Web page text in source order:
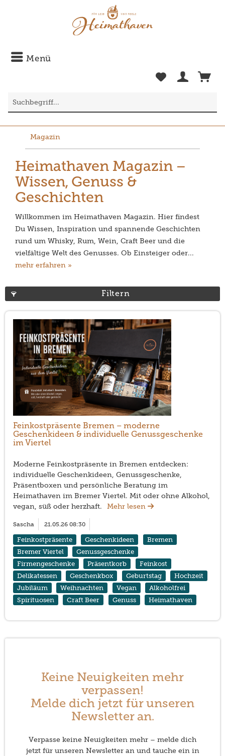
Menü
Magazin
Heimathaven Magazin –
Wissen, Genuss &
Geschichten
Willkommen im Heimathaven Magazin. Hier findest
Du Wissen, Inspiration und spannende Geschichten
rund um Whisky, Rum, Wein, Craft Beer und die
vielfältige Welt des Genusses. Ob Einsteiger oder...
mehr erfahren »
Filtern
Feinkostpräsente Bremen – moderne
Geschenkideen & individuelle Genussgeschenke
im Viertel
Moderne Feinkostpräsente in Bremen entdecken:
individuelle Geschenkideen, Genussgeschenke,
Präsentboxen und persönliche Beratung im
Heimathaven im Bremer Viertel. Mit oder ohne Alkohol,
vegan, süß oder herzhaft.
Mehr lesen
Sascha 21.05.26 08:30
Feinkostpräsente Geschenkideen
Bremen
Bremer Viertel
Genussgeschenke
Firmengeschenke
Präsentkorb
Feinkost
Delikatessen
Geschenkbox Geburtstag
Hochzeit
Jubiläum
Weihnachten Vegan
Alkoholfrei
Spirituosen
Craft Beer Genuss Heimathaven
Keine Neuigkeiten mehr
verpassen!
Melde dich jetzt für unseren
Newsletter an.
Verpasse keine Neuigkeiten mehr – melde dich
jetzt für unseren Newsletter an und tauche ein in